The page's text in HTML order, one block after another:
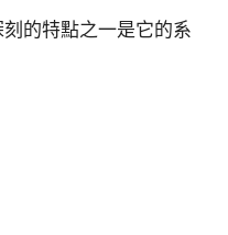
的特點之一是它的系